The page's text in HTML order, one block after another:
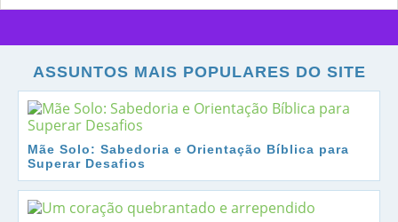
ASSUNTOS MAIS POPULARES DO SITE
Mãe Solo: Sabedoria e Orientação Bíblica para
Superar Desafios